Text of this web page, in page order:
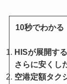
10秒でわかる
HISが展開す
さらに安くし
空港定額タク